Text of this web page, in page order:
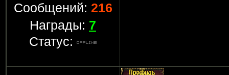
Сообщений: 216
Награды: 7
Статус: